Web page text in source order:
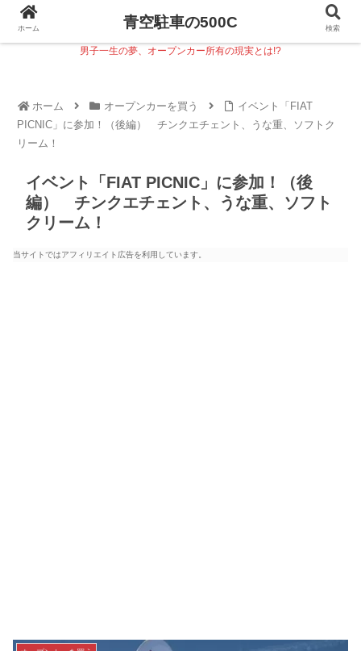
男子一生の夢、オープンカー所有の現実とは!?
ホーム オープンカーを買う
イベント「FIAT
PICNIC」に参加！（後編） チンクエチェント、うな重、ソフトク
リーム！
イベント「FIAT PICNIC」に参加！（後
編） チンクエチェント、うな重、ソフト
クリーム！
当サイトではアフィリエイト広告を利用しています。
ホーム 青空駐車の500C 検索